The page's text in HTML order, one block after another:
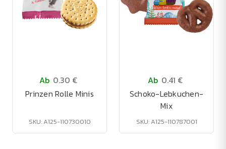
Ab 0.30 €
Prinzen Rolle Minis
SKU: A125-110730010
Ab 0.41 €
Schoko-Lebkuchen-
Mix
SKU: A125-110787001